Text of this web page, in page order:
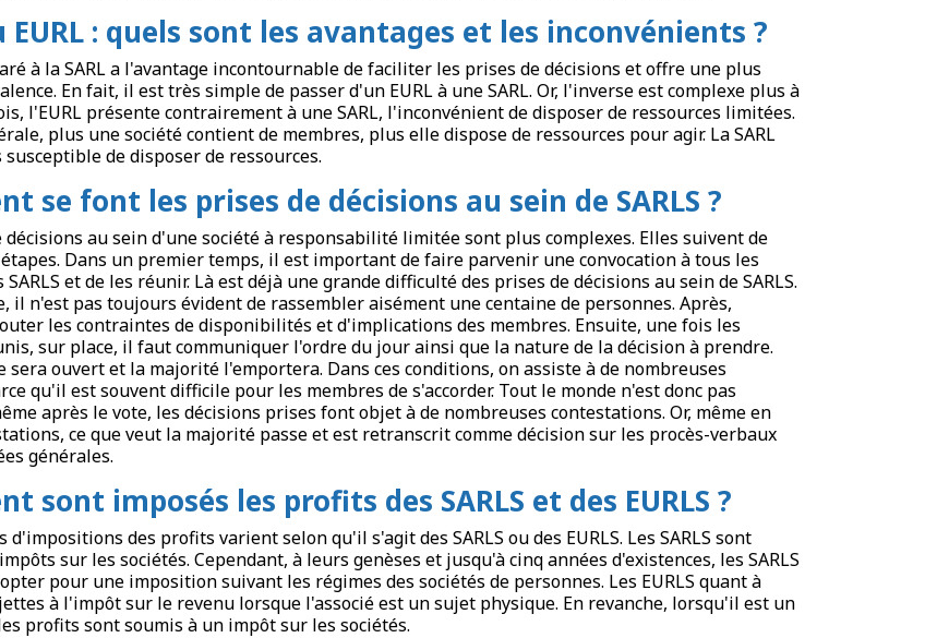
EURL : quels sont les avantages et les inconvénients ?
à la SARL a l'avantage incontournable de faciliter les prises de décisions et offre une plus
En fait, il est très simple de passer d'un EURL à une SARL. Or, l'inverse est complexe plus à
l'EURL présente contrairement à une SARL, l'inconvénient de disposer de ressources limitées.
plus une société contient de membres, plus elle dispose de ressources pour agir. La SARL
de disposer de ressources.
se font les prises de décisions au sein de SARLS ?
décisions au sein d'une société à responsabilité limitée sont plus complexes. Elles suivent de
Dans un premier temps, il est important de faire parvenir une convocation à tous les
SARLS et de les réunir. Là est déjà une grande difficulté des prises de décisions au sein de SARLS.
il n'est pas toujours évident de rassembler aisément une centaine de personnes. Après,
les contraintes de disponibilités et d'implications des membres. Ensuite, une fois les
sur place, il faut communiquer l'ordre du jour ainsi que la nature de la décision à prendre.
sera ouvert et la majorité l'emportera. Dans ces conditions, on assiste à de nombreuses
qu'il est souvent difficile pour les membres de s'accorder. Tout le monde n'est donc pas
après le vote, les décisions prises font objet à de nombreuses contestations. Or, même en
ce que veut la majorité passe et est retranscrit comme décision sur les procès-verbaux
générales.
sont imposés les profits des SARLS et des EURLS ?
d'impositions des profits varient selon qu'il s'agit des SARLS ou des EURLS. Les SARLS sont
sur les sociétés. Cependant, à leurs genèses et jusqu'à cinq années d'existences, les SARLS
pour une imposition suivant les régimes des sociétés de personnes. Les EURLS quant à
à l'impôt sur le revenu lorsque l'associé est un sujet physique. En revanche, lorsqu'il est un
profits sont soumis à un impôt sur les sociétés.